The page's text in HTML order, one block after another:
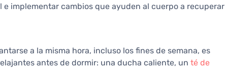
implementar cambios que ayuden al cuerpo a recuperar
a la misma hora, incluso los fines de semana, es
antes de dormir: una ducha caliente, un té de